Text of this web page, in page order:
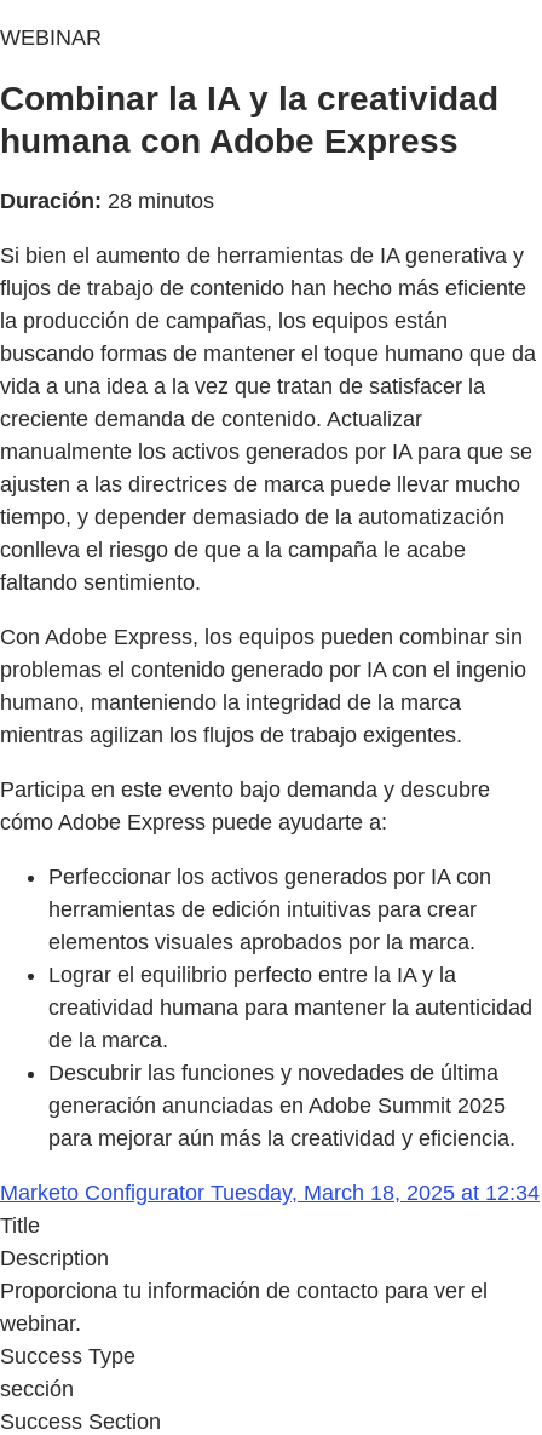
WEBINAR
Combinar la IA y la creatividad
humana con Adobe Express
Duración: 28 minutos
Si bien el aumento de herramientas de IA generativa y
flujos de trabajo de contenido han hecho más eficiente
la producción de campañas, los equipos están
buscando formas de mantener el toque humano que da
vida a una idea a la vez que tratan de satisfacer la
creciente demanda de contenido. Actualizar
manualmente los activos generados por IA para que se
ajusten a las directrices de marca puede llevar mucho
tiempo, y depender demasiado de la automatización
conlleva el riesgo de que a la campaña le acabe
faltando sentimiento.
Con Adobe Express, los equipos pueden combinar sin
problemas el contenido generado por IA con el ingenio
humano, manteniendo la integridad de la marca
mientras agilizan los flujos de trabajo exigentes.
Participa en este evento bajo demanda y descubre
cómo Adobe Express puede ayudarte a:
Perfeccionar los activos generados por IA con
herramientas de edición intuitivas para crear
elementos visuales aprobados por la marca.
Lograr el equilibrio perfecto entre la IA y la
creatividad humana para mantener la autenticidad
de la marca.
Descubrir las funciones y novedades de última
generación anunciadas en Adobe Summit 2025
para mejorar aún más la creatividad y eficiencia.
Marketo Configurator Tuesday, March 18, 2025 at 12:34
Title
Description
Proporciona tu información de contacto para ver el
webinar.
Success Type
sección
Success Section